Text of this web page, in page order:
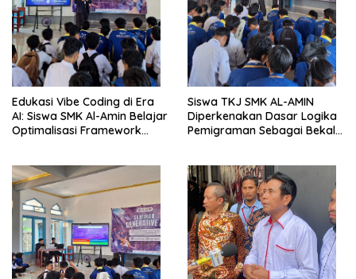
Edukasi Vibe Coding di Era
AI: Siswa SMK Al-Amin Belajar
Optimalisasi Framework
Siswa TKJ SMK AL-AMIN
Diperkenakan Dasar Logika
Pemigraman Sebagai Bekal